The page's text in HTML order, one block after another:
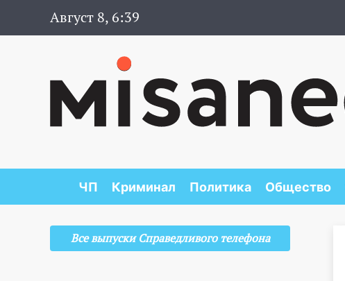
Август 8, 6:39
ЧП Криминал Политика Общество
Все выпуски Справедливого телефона